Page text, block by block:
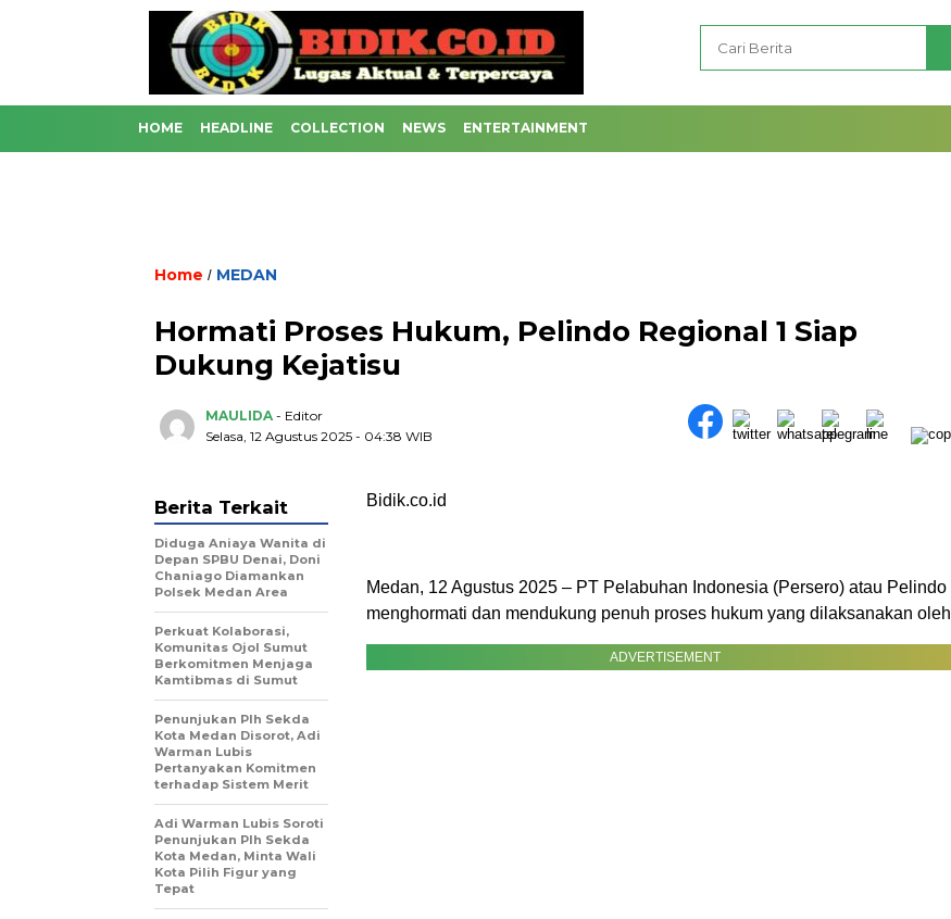
HOME HEADLINE COLLECTION NEWS ENTERTAINMENT
Home / MEDAN
Hormati Proses Hukum, Pelindo Regional 1 Siap
Dukung Kejatisu
MAULIDA - Editor
Selasa, 12 Agustus 2025 - 04:38 WIB
Bidik.co.id
Medan, 12 Agustus 2025 – PT Pelabuhan Indonesia (Persero) atau Pelindo
menghormati dan mendukung penuh proses hukum yang dilaksanakan oleh
ADVERTISEMENT
Berita Terkait
Diduga Aniaya Wanita di
Depan SPBU Denai, Doni
Chaniago Diamankan
Polsek Medan Area
Perkuat Kolaborasi,
Komunitas Ojol Sumut
Berkomitmen Menjaga
Kamtibmas di Sumut
Penunjukan Plh Sekda
Kota Medan Disorot, Adi
Warman Lubis
Pertanyakan Komitmen
terhadap Sistem Merit
Adi Warman Lubis Soroti
Penunjukan Plh Sekda
Kota Medan, Minta Wali
Kota Pilih Figur yang
Tepat